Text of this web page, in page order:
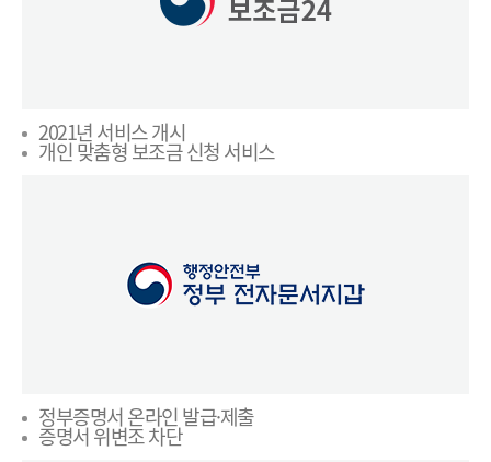
2021년 서비스 개시
개인 맞춤형 보조금 신청 서비스
정부증명서 온라인 발급·제출
증명서 위변조 차단